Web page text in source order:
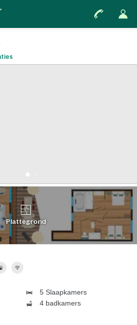
Plattegrond
5 Slaapkamers
4 badkamers